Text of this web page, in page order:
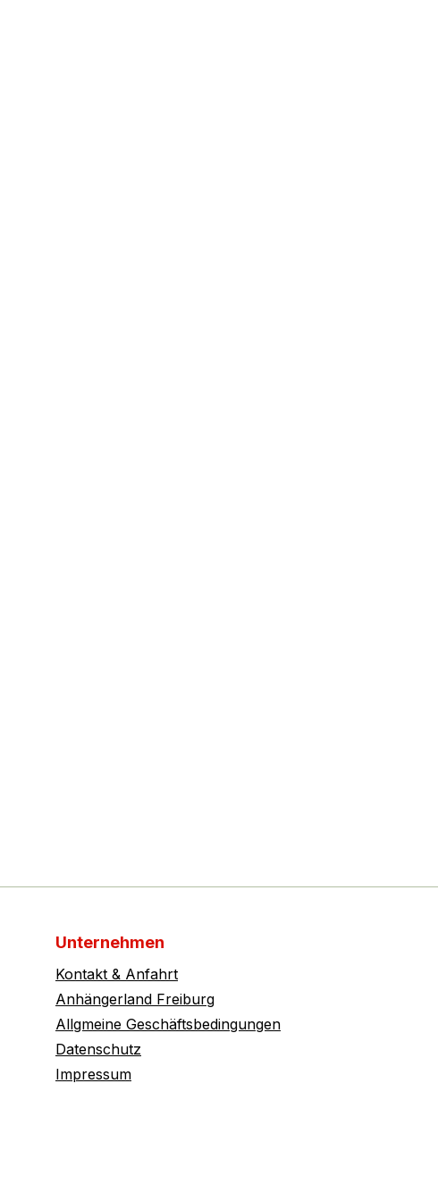
Unternehmen
Kontakt & Anfahrt
Anhängerland Freiburg
Allgmeine Geschäftsbedingungen
Datenschutz
Impressum